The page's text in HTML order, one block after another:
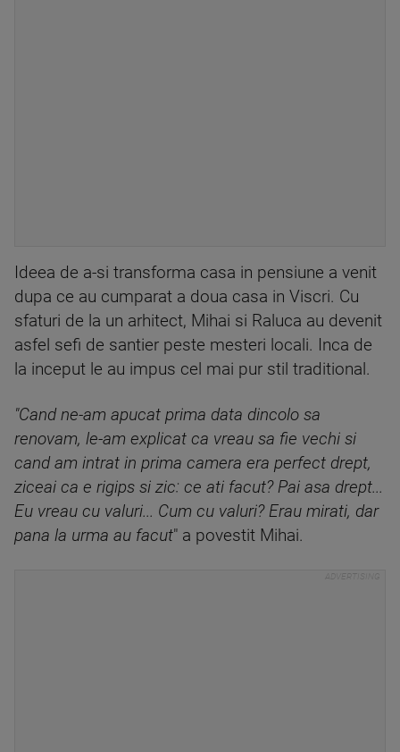
Ideea de a-si transforma casa in pensiune a venit
dupa ce au cumparat a doua casa in Viscri. Cu
sfaturi de la un arhitect, Mihai si Raluca au devenit
asfel sefi de santier peste mesteri locali. Inca de
la inceput le au impus cel mai pur stil traditional.
"Cand ne-am apucat prima data dincolo sa
renovam, le-am explicat ca vreau sa fie vechi si
cand am intrat in prima camera era perfect drept,
ziceai ca e rigips si zic: ce ati facut? Pai asa drept...
Eu vreau cu valuri... Cum cu valuri? Erau mirati, dar
pana la urma au facut" a povestit Mihai.